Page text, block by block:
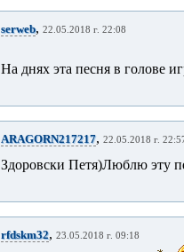
serweb, 22.05.2018 г. 22:08
На днях эта песня в голове
ARAGORN217217, 22.05.2018 г.
Здоровски Петя)Люблю эту
rfdskm32, 23.05.2018 г. 09:18